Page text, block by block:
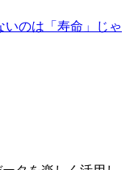
のは「寿命」じゃ